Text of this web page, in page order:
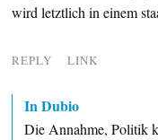
wird letztlich in einem
REPLY LINK
In Dubio
Die Annahme, Politik